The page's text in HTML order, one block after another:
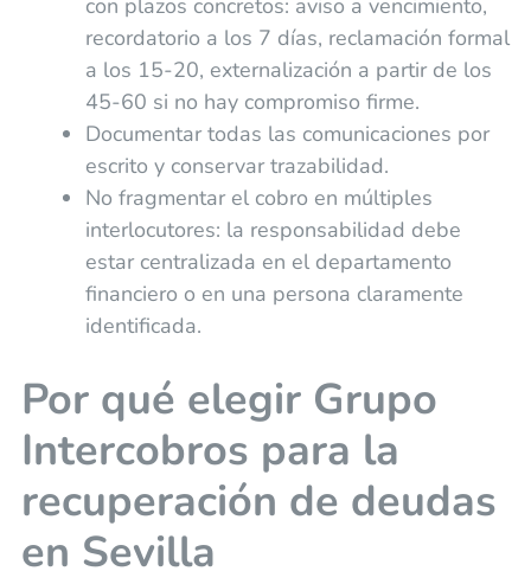
con plazos concretos: aviso a vencimiento,
recordatorio a los 7 días, reclamación formal
a los 15-20, externalización a partir de los
45-60 si no hay compromiso firme.
Documentar todas las comunicaciones por
escrito y conservar trazabilidad.
No fragmentar el cobro en múltiples
interlocutores: la responsabilidad debe
estar centralizada en el departamento
financiero o en una persona claramente
identificada.
Por qué elegir Grupo
Intercobros para la
recuperación de deudas
en Sevilla